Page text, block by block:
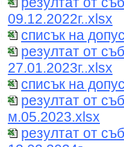
09.12.2022г..xlsx
списък на
резултат от
27.01.2023г..xlsx
списък на
резултат от
м.05.2023.xlsx
резултат от